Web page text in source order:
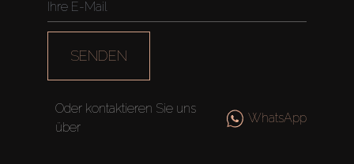
SENDEN
Oder kontaktieren Sie uns
über
WhatsApp